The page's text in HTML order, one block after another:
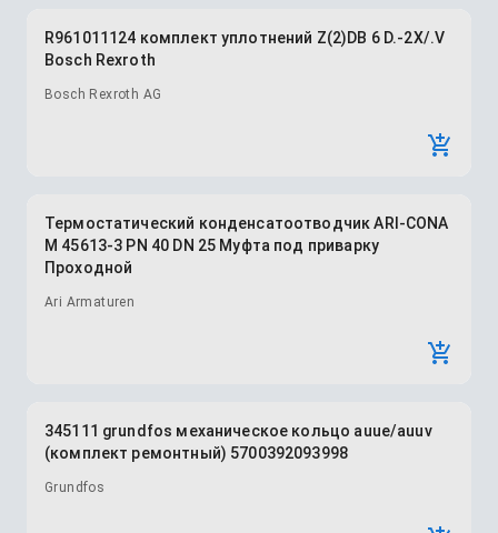
R961011124 комплект уплотнений Z(2)DB 6 D.-2X/.V
Bosch Rexroth
Bosch Rexroth AG
Термостатический конденсатоотводчик ARI-CONA
M 45613-3 PN 40 DN 25 Муфта под приварку
Проходной
Ari Armaturen
345111 grundfos механическое кольцо auue/auuv
(комплект ремонтный) 5700392093998
Grundfos